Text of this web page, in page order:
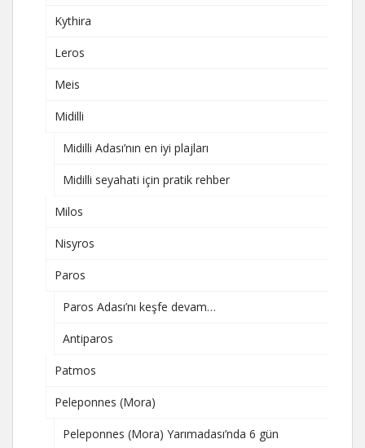
Kythira
Leros
Meis
Midilli
Midilli Adası’nın en iyi plajları
Midilli seyahati için pratik rehber
Milos
Nisyros
Paros
Paros Adası’nı keşfe devam…
Antiparos
Patmos
Peleponnes (Mora)
Peleponnes (Mora) Yarımadası’nda 6 gün